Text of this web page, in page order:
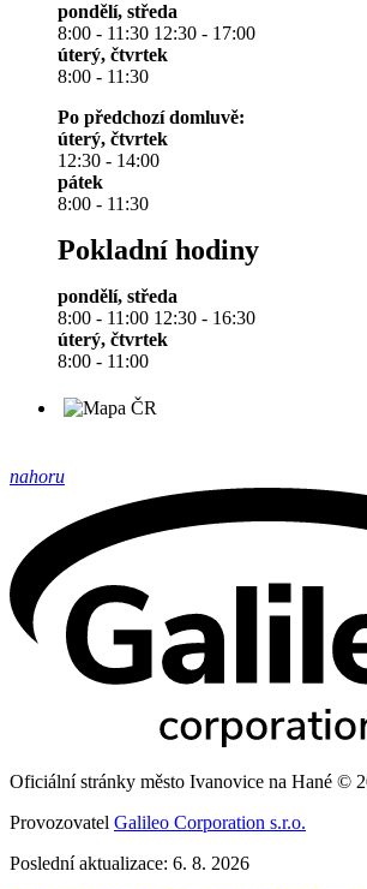
pondělí, středa
8:00 - 11:30 12:30 - 17:00
úterý, čtvrtek
8:00 - 11:30
Po předchozí domluvě:
úterý, čtvrtek
12:30 - 14:00
pátek
8:00 - 11:30
Pokladní hodiny
pondělí, středa
8:00 - 11:00 12:30 - 16:30
úterý, čtvrtek
8:00 - 11:00
nahoru
Oficiální stránky město Ivanovice na Hané ©
Provozovatel Galileo Corporation s.r.o.
Poslední aktualizace: 6. 8. 2026